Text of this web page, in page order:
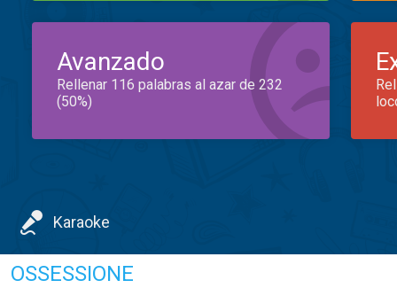
Avanzado
Rellenar 116 palabras al azar de 232
(50%)
Karaoke
OSSESSIONE